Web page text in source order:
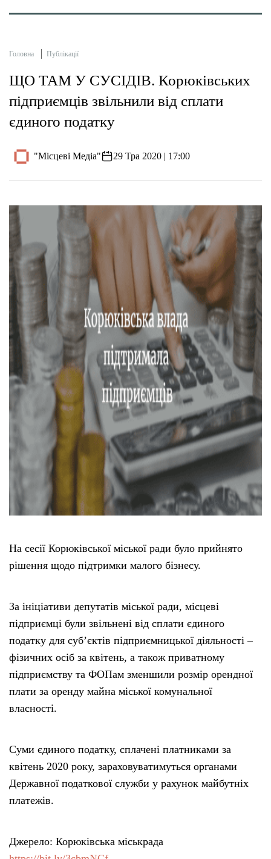
Головна Публікації
ЩО ТАМ У СУСІДІВ. Корюківських
підприємців звільнили від сплати
єдиного податку
"Місцеві Медіа" 29 Тра 2020 | 17:00
На сесії Корюківської міської ради було прийнято
рішення щодо підтримки малого бізнесу.
За ініціативи депутатів міської ради, місцеві
підприємці були звільнені від сплати єдиного
податку для суб’єктів підприємницької діяльності –
фізичних осіб за квітень, а також приватному
підприємству та ФОПам зменшили розмір орендної
плати за оренду майна міської комунальної
власності.
Суми єдиного податку, сплачені платниками за
квітень 2020 року, зараховуватимуться органами
Державної податкової служби у рахунок майбутніх
платежів.
Джерело: Корюківська міськрада